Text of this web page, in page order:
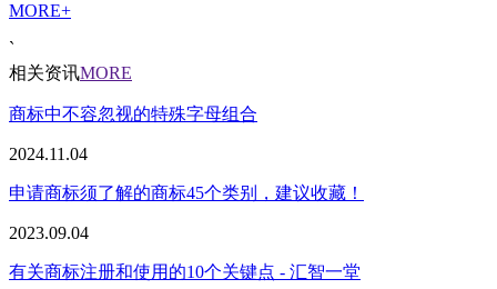
MORE+
`
相关资讯MORE
商标中不容忽视的特殊字母组合
2024.11.04
申请商标须了解的商标45个类别，建议收藏！
2023.09.04
有关商标注册和使用的10个关键点 - 汇智一堂